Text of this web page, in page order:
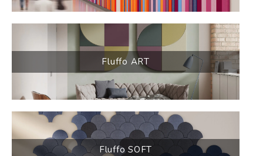
Fluffo ART
Fluffo SOFT